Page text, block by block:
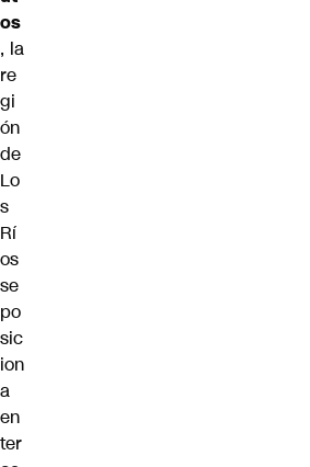
os
, la
re
gi
ón
de
Lo
s
Rí
os
se
po
sic
ion
a
en
ter